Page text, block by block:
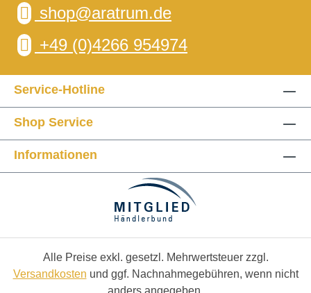
shop@aratrum.de
+49 (0)4266 954974
Service-Hotline
Shop Service
Informationen
Alle Preise exkl. gesetzl. Mehrwertsteuer zzgl.
Versandkosten und ggf. Nachnahmegebühren, wenn nicht
anders angegeben.